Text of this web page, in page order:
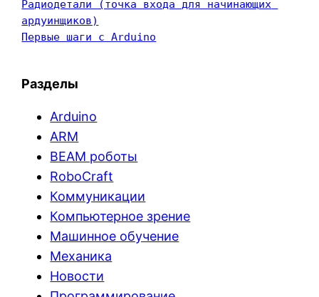
Радиодетали (точка входа для начинающих
ардуинщиков)
Первые шаги с Arduino
Разделы
Arduino
ARM
BEAM роботы
RoboCraft
Коммуникации
Компьютерное зрение
Машинное обучение
Механика
Новости